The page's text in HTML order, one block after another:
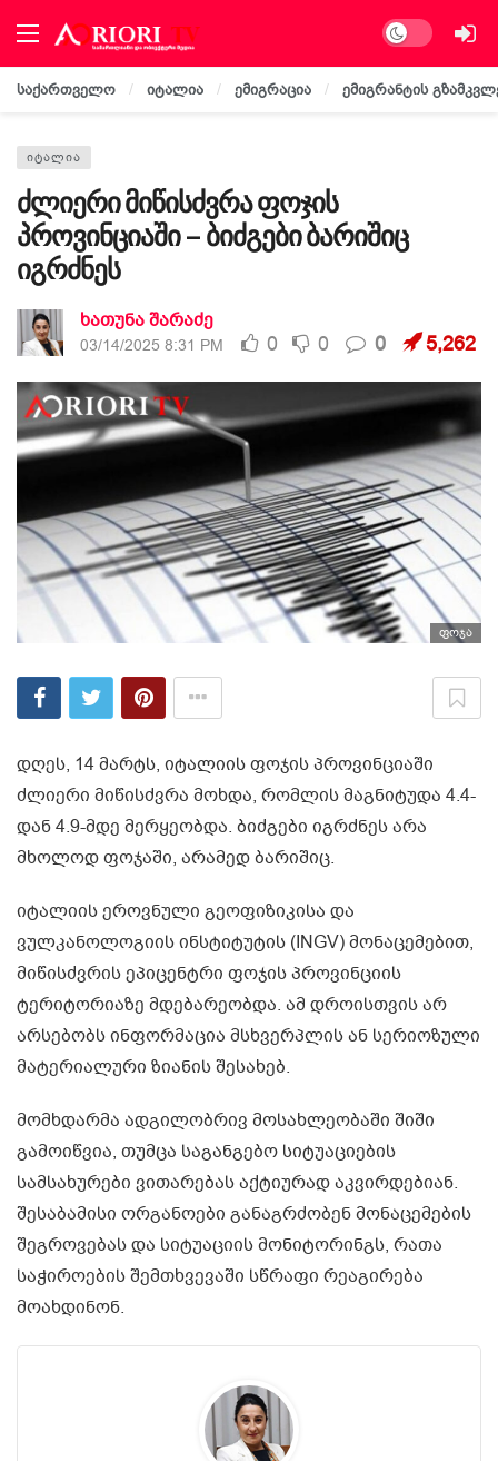
Dark mode
საქართველო იტალია ემიგრაცია ემიგრანტის
ᲘᲢᲐᲚᲘᲐ
ძლიერი მიწისძვრა ფოჯის
პროვინციაში – ბიძგები ბარიშიც
იგრძნეს
ხათუნა შარაძე
03/14/2025 8:31 PM 0 0 0 5,262
ფოჯა
დღეს, 14 მარტს, იტალიის ფოჯის პროვინციაში
ძლიერი მიწისძვრა მოხდა, რომლის მაგნიტუდა 4.4-
დან 4.9-მდე მერყეობდა. ბიძგები იგრძნეს არა
მხოლოდ ფოჯაში, არამედ ბარიშიც.
იტალიის ეროვნული გეოფიზიკისა და
ვულკანოლოგიის ინსტიტუტის (INGV) მონაცემებით,
მიწისძვრის ეპიცენტრი ფოჯის პროვინციის
ტერიტორიაზე მდებარეობდა. ამ დროისთვის არ
არსებობს ინფორმაცია მსხვერპლის ან სერიოზული
მატერიალური ზიანის შესახებ.
მომხდარმა ადგილობრივ მოსახლეობაში შიში
გამოიწვია, თუმცა საგანგებო სიტუაციების
სამსახურები ვითარებას აქტიურად აკვირდებიან.
შესაბამისი ორგანოები განაგრძობენ მონაცემების
შეგროვებას და სიტუაციის მონიტორინგს, რათა
საჭიროების შემთხვევაში სწრაფი რეაგირება
მოახდინონ.